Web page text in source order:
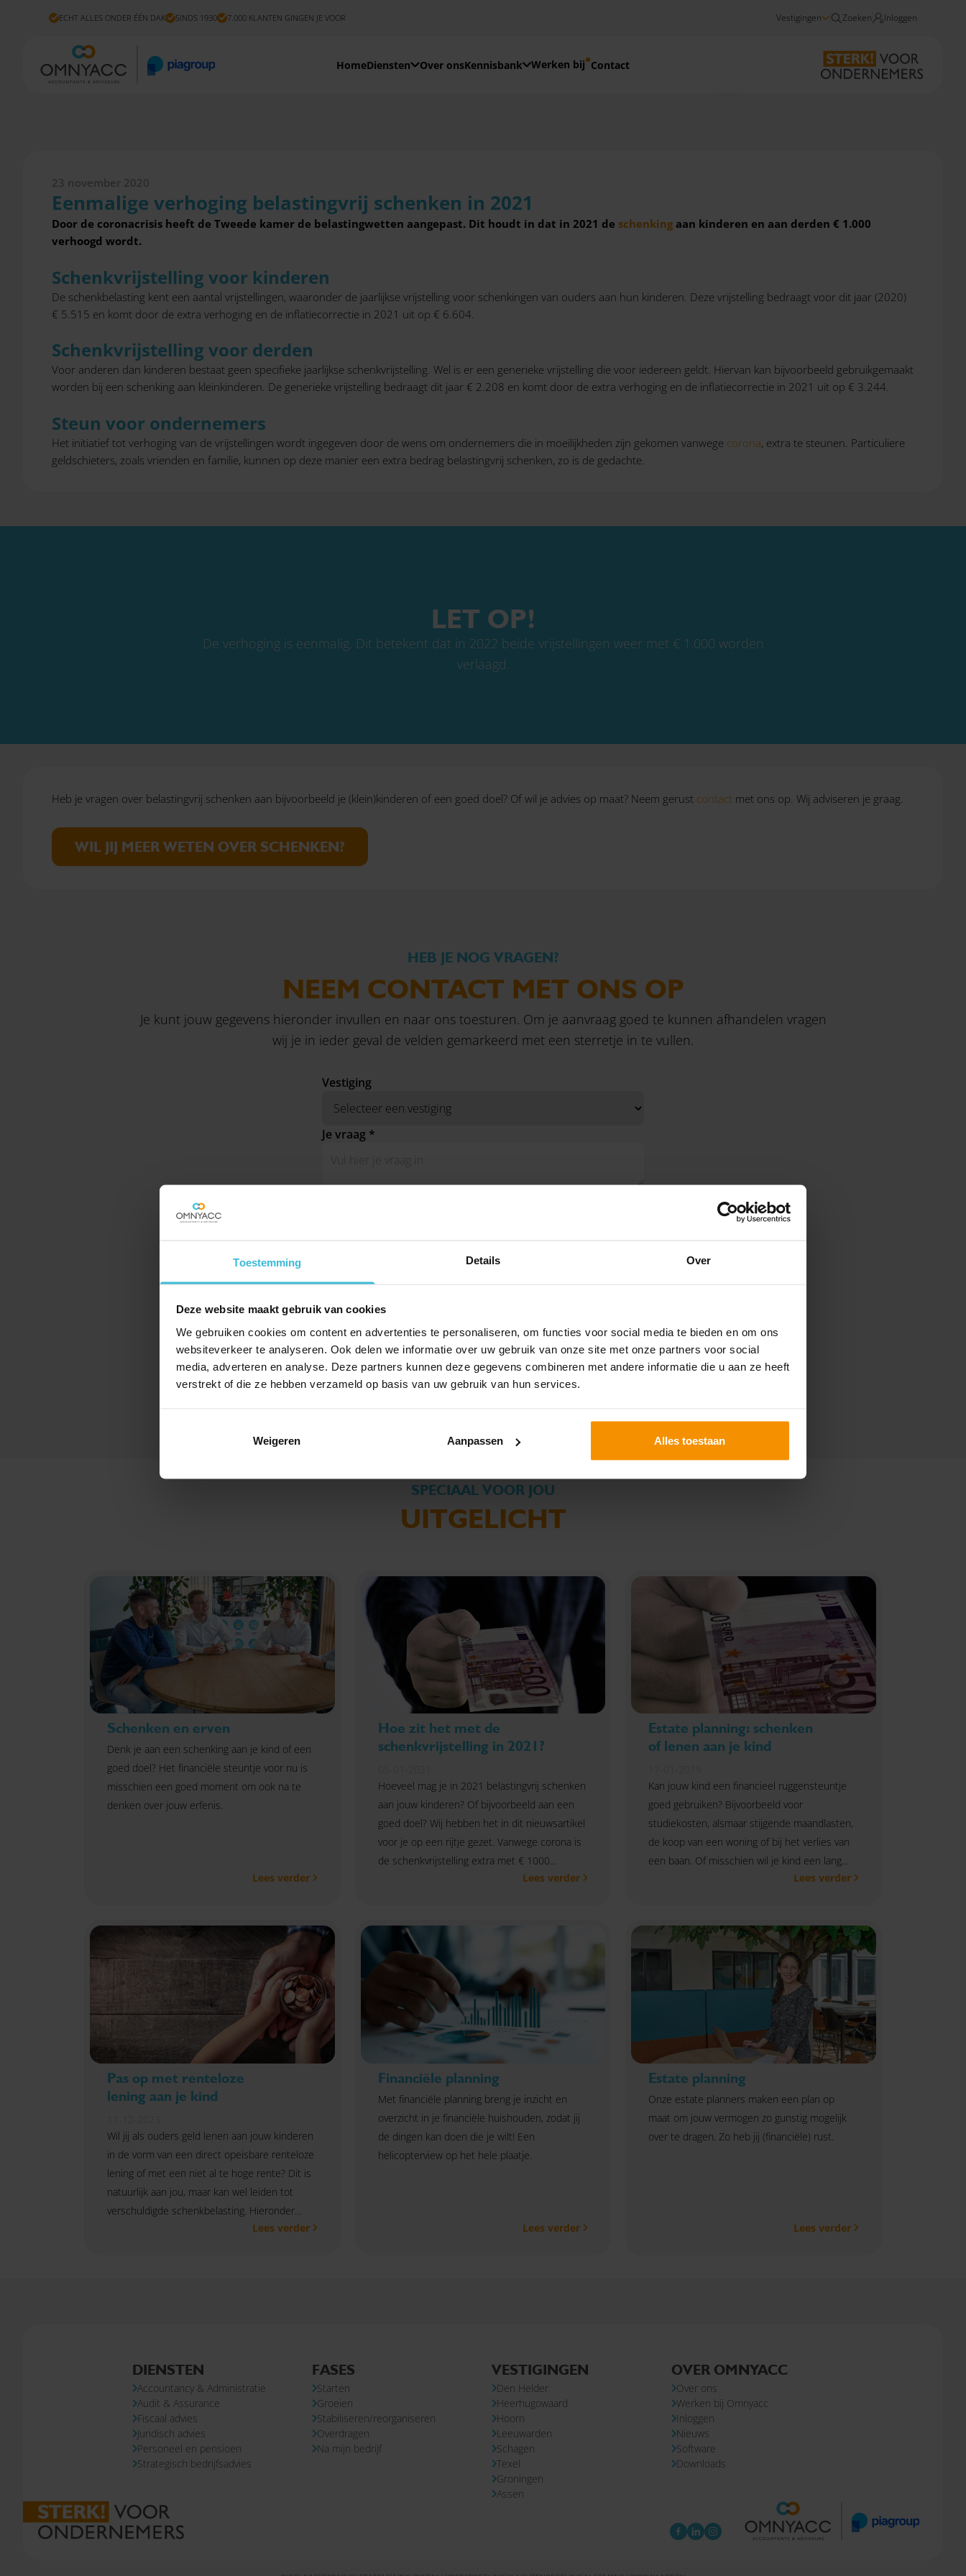
Toestemming Details Over
Deze website maakt gebruik van cookies
We gebruiken cookies om content en advertenties te personaliseren, om functies voor social media te bieden en om ons
websiteverkeer te analyseren. Ook delen we informatie over uw gebruik van onze site met onze partners voor social
media, adverteren en analyse. Deze partners kunnen deze gegevens combineren met andere informatie die u aan ze heeft
verstrekt of die ze hebben verzameld op basis van uw gebruik van hun services.
Weigeren Aanpassen Alles toestaan
ECHT ALLES ONDER ÉÉN DAK SINDS 1930 7.000 KLANTEN GINGEN JE VOOR Vestigingen Zoeken Inloggen
HomeDiensten Over onsKennisbank Werken bij Contact
Eenmalige verhoging belastingvrij schenken in 2021
23 november 2020
Eenmalige verhoging belastingvrij schenken in 2021
Door de coronacrisis heeft de Tweede kamer de belastingwetten aangepast. Dit houdt in dat in 2021 de schenking aan kinderen en aan derden € 1.000
verhoogd wordt.
Schenkvrijstelling voor kinderen
De schenkbelasting kent een aantal vrijstellingen, waaronder de jaarlijkse vrijstelling voor schenkingen van ouders aan hun kinderen. Deze vrijstelling bedraagt voor dit jaar (2020)
€ 5.515 en komt door de extra verhoging en de inflatiecorrectie in 2021 uit op € 6.604.
Schenkvrijstelling voor derden
Voor anderen dan kinderen bestaat geen specifieke jaarlijkse schenkvrijstelling. Wel is er een generieke vrijstelling die voor iedereen geldt. Hiervan kan bijvoorbeeld gebruikgemaakt
worden bij een schenking aan kleinkinderen. De generieke vrijstelling bedraagt dit jaar € 2.208 en komt door de extra verhoging en de inflatiecorrectie in 2021 uit op € 3.244.
Steun voor ondernemers
Het initiatief tot verhoging van de vrijstellingen wordt ingegeven door de wens om ondernemers die in moeilijkheden zijn gekomen vanwege corona, extra te steunen. Particuliere
geldschieters, zoals vrienden en familie, kunnen op deze manier een extra bedrag belastingvrij schenken, zo is de gedachte.
LET OP!
De verhoging is eenmalig. Dit betekent dat in 2022 beide vrijstellingen weer met € 1.000 worden
verlaagd.
Heb je vragen over belastingvrij schenken aan bijvoorbeeld je (klein)kinderen of een goed doel? Of wil je advies op maat? Neem gerust contact met ons op. Wij adviseren je graag.
WIL JIJ MEER WETEN OVER SCHENKEN?
HEB JE NOG VRAGEN?
NEEM CONTACT MET ONS OP
Je kunt jouw gegevens hieronder invullen en naar ons toesturen. Om je aanvraag goed te kunnen afhandelen vragen
wij je in ieder geval de velden gemarkeerd met een sterretje in te vullen.
Vestiging
Je vraag *
E-mailadres *
Ja, ik begrijp waarom Omnyacc deze gegevens van mij
nodig heeft, hoe ermee wordt omgegaan en ik stem in met het
privacy statement.Privacy statement
SPECIAAL VOOR JOU
UITGELICHT
Schenken en erven
Denk je aan een schenking aan je kind of een
goed doel? Het financiële steuntje voor nu is
misschien een goed moment om ook na te
denken over jouw erfenis.
Lees verder
Hoe zit het met de
schenkvrijstelling in 2021?
Hoeveel mag je in 2021 belastingvrij schenken
aan jouw kinderen? Of bijvoorbeeld aan een
goed doel? Wij hebben het in dit nieuwsartikel
voor je op een rijtje gezet. Vanwege corona is
de schenkvrijstelling extra met € 1000
verhoogd ten opzichte van vorig jaar.Lees verder
Estate planning: schenken
of lenen aan je kind
Kan jouw kind een financieel ruggensteuntje
goed gebruiken? Bijvoorbeeld voor
studiekosten, alsmaar stijgende maandlasten,
de koop van een woning of bij het verlies van
een baan. Of misschien wil je kind een lang
gekoesterde droom van een eigen bedrijf
zou dat mogelijk kunnen maken! Laat je
inspireren door deze advieswijzer.
Lees verder
Pas op met renteloze
lening aan je kind
Wil jij als ouders geld lenen aan jouw kinderen
in de vorm van een direct opeisbare renteloze
lening of met een niet al te hoge rente? Dit is
natuurlijk aan jou, maar kan wel leiden tot
verschuldigde schenkbelasting. Hieronder
geven wij aan wat de alternatieven zijn.Lees verder
Financiële planning
Met financiële planning breng je inzicht en
overzicht in je financiële huishouden, zodat jij
de dingen kan doen die je wilt! Een
helicopterview op het hele plaatje.
Lees verder
Estate planning
Onze estate planners maken een plan op
maat om jouw vermogen zo gunstig mogelijk
over te dragen. Zo heb jij (financiële) rust.
Lees verder
DIENSTEN
Accountancy & Administratie
Audit & Assurance
Fiscaal advies
Juridisch advies
Personeel en pensioen
Strategisch bedrijfsadvies
FASES
Starten
Groeien
Stabiliseren/reorganiseren
Overdragen
Na mijn bedrijf
VESTIGINGEN
Den Helder
Heerhugowaard
Hoorn
Leeuwarden
Schagen
Texel
Groningen
Assen
OVER OMNYACC
Over ons
Werken bij Omnyacc
Inloggen
Nieuws
Software
Downloads